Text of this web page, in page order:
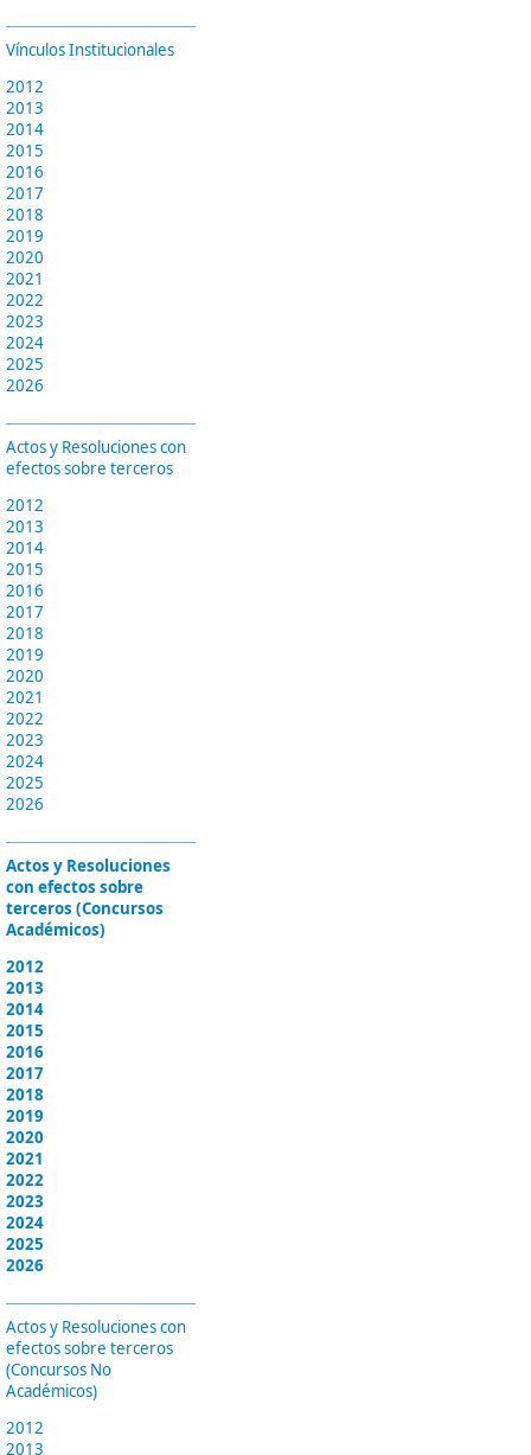
Vínculos Institucionales
2012
2013
2014
2015
2016
2017
2018
2019
2020
2021
2022
2023
2024
2025
2026
Actos y Resoluciones con
efectos sobre terceros
2012
2013
2014
2015
2016
2017
2018
2019
2020
2021
2022
2023
2024
2025
2026
Actos y Resoluciones
con efectos sobre
terceros (Concursos
Académicos)
2012
2013
2014
2015
2016
2017
2018
2019
2020
2021
2022
2023
2024
2025
2026
Actos y Resoluciones con
efectos sobre terceros
(Concursos No
Académicos)
2012
2013